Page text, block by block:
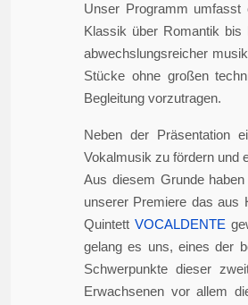
Unser Programm umfasst
Klassik über Romantik bis
abwechslungsreicher
Stücke ohne großen
Begleitung vorzutragen.
Neben der Präsentation
Vokalmusik zu fördern und
Aus diesem Grunde
unserer Premiere das aus
Quintett VOCALDENTE
gelang es uns, eines der
Schwerpunkte dieser
Erwachsenen vor allem